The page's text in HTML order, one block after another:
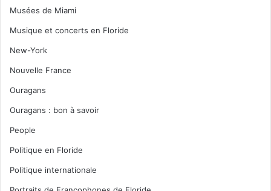
Musées de Miami
Musique et concerts en Floride
New-York
Nouvelle France
Ouragans
Ouragans : bon à savoir
People
Politique en Floride
Politique internationale